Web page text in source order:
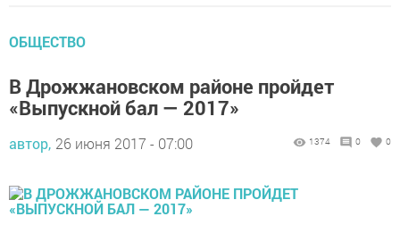
ОБЩЕСТВО
В Дрожжановском районе пройдет
«Выпускной бал — 2017»
автор, 26 июня 2017 - 07:00 1374 0 0